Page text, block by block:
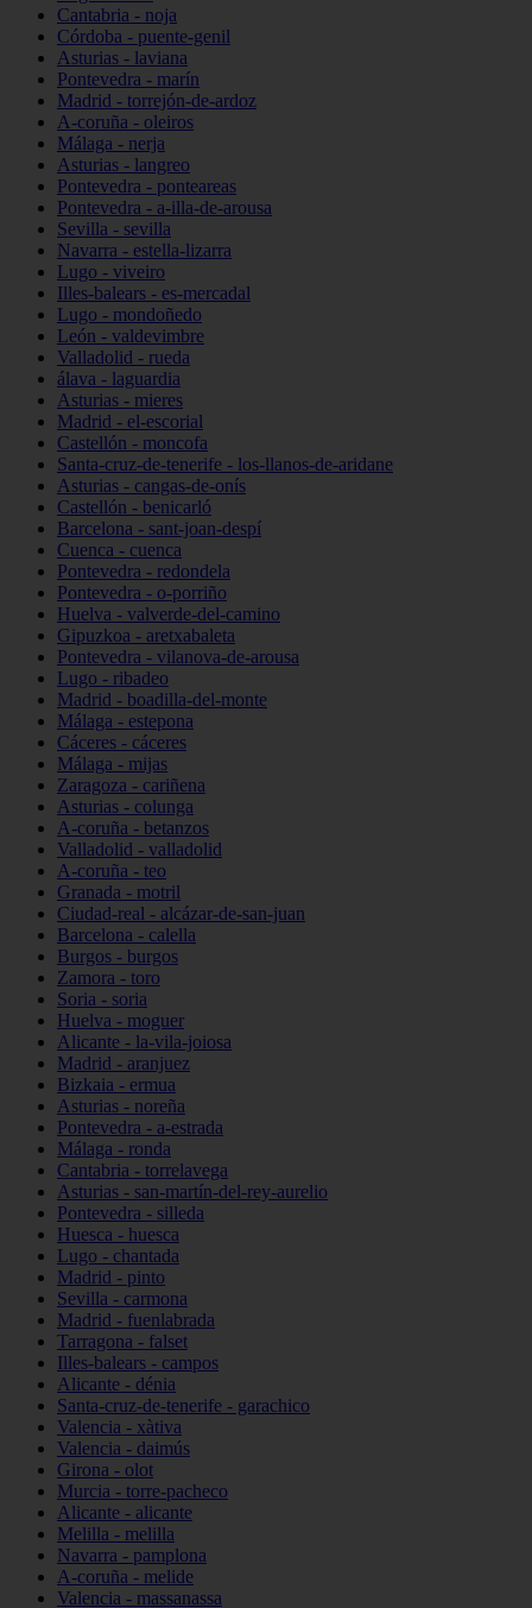
Cantabria - noja
Córdoba - puente-genil
Asturias - laviana
Pontevedra - marín
Madrid - torrejón-de-ardoz
A-coruña - oleiros
Málaga - nerja
Asturias - langreo
Pontevedra - ponteareas
Pontevedra - a-illa-de-arousa
Sevilla - sevilla
Navarra - estella-lizarra
Lugo - viveiro
Illes-balears - es-mercadal
Lugo - mondoñedo
León - valdevimbre
Valladolid - rueda
álava - laguardia
Asturias - mieres
Madrid - el-escorial
Castellón - moncofa
Santa-cruz-de-tenerife - los-llanos-de-aridane
Asturias - cangas-de-onís
Castellón - benicarló
Barcelona - sant-joan-despí
Cuenca - cuenca
Pontevedra - redondela
Pontevedra - o-porriño
Huelva - valverde-del-camino
Gipuzkoa - aretxabaleta
Pontevedra - vilanova-de-arousa
Lugo - ribadeo
Madrid - boadilla-del-monte
Málaga - estepona
Cáceres - cáceres
Málaga - mijas
Zaragoza - cariñena
Asturias - colunga
A-coruña - betanzos
Valladolid - valladolid
A-coruña - teo
Granada - motril
Ciudad-real - alcázar-de-san-juan
Barcelona - calella
Burgos - burgos
Zamora - toro
Soria - soria
Huelva - moguer
Alicante - la-vila-joiosa
Madrid - aranjuez
Bizkaia - ermua
Asturias - noreña
Pontevedra - a-estrada
Málaga - ronda
Cantabria - torrelavega
Asturias - san-martín-del-rey-aurelio
Pontevedra - silleda
Huesca - huesca
Lugo - chantada
Madrid - pinto
Sevilla - carmona
Madrid - fuenlabrada
Tarragona - falset
Illes-balears - campos
Alicante - dénia
Santa-cruz-de-tenerife - garachico
Valencia - xàtiva
Valencia - daimús
Girona - olot
Murcia - torre-pacheco
Alicante - alicante
Melilla - melilla
Navarra - pamplona
A-coruña - melide
Valencia - massanassa